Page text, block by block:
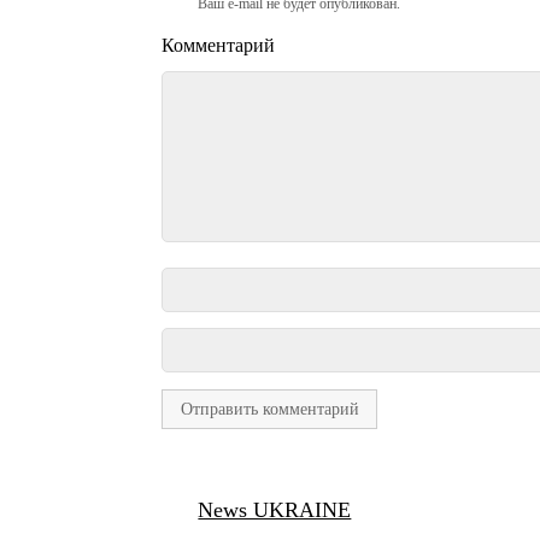
Ваш e-mail не будет опубликован.
Комментарий
News UKRAINE